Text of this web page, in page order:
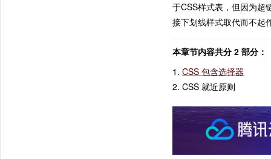
于CSS样式表，但因为超
接下划线样式取代而不起
本章节内容共分 2 部分：
1. CSS 包含选择器
2. CSS 就近原则